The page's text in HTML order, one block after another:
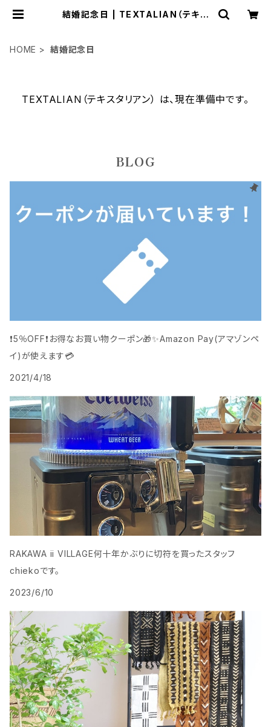
結婚記念日 | TEXTALIAN（テキス
HOME 結婚記念日
TEXTALIAN（テキスタリアン） は、現在準備中です。
BLOG
❗️5％OFF❗️お得なお買い物クーポン🎁️✨Amazon Pay(アマゾンペ
イ)が使えます💳
2021/4/18
RAKAWA ii VILLAGE何十年かぶりに切符を買ったスタッフ
chiekoです。
2023/6/10